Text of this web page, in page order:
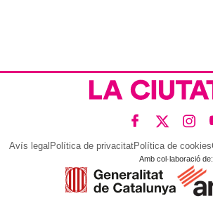
Avís legal Política de privacitatPolítica de cookies
Amb col·laboració de: